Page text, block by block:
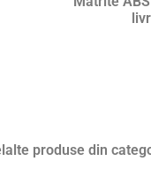
produse din